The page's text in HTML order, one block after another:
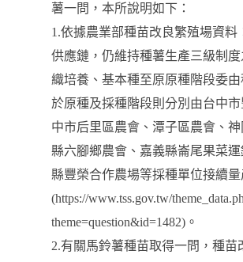
薯一問，本所說明如下：
1.依據農業部種苗改良繁殖場資料
供應鏈，仍維持種薯生產三級制
織培養、基本種至原原種階段委
於原種及採種階段則分別由台中
中市后里區農會、潭子區農會、
縣六腳鄉農會、嘉義縣崙尾果菜
縣豐榮合作農場等採種單位接續量
(https://www.tss.gov.tw/
theme=question&id=1482)。
2.有關馬鈴薯種苗取得一問，種苗